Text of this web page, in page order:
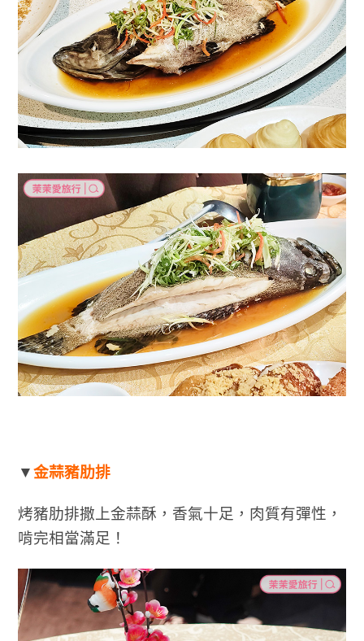
▼金蒜豬肋排
烤豬肋排撒上金蒜酥，香氣十足，肉質有彈性，
啃完相當滿足！